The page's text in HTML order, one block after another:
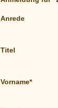
Anrede
Titel
Vorname*